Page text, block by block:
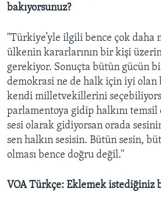
bakıyorsunuz?
''Türkiye’yle ilgili bence çok daha
ülkenin kararlarının bir kişi
gerekiyor. Sonuçta bütün gücün
demokrasi ne de halk için iyi olan
kendi milletvekillerini
parlamentoya gidip halkını temsil
sesi olarak gidiyorsan orada
sen halkın sesisin. Bütün sesin,
olması bence doğru değil.''
VOA Türkçe: Eklemek istediğiniz